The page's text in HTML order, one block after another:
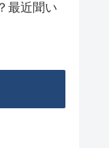
最近聞い